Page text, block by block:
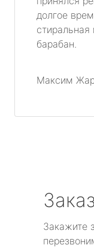
долгое
барабан.
Максим
Закажите